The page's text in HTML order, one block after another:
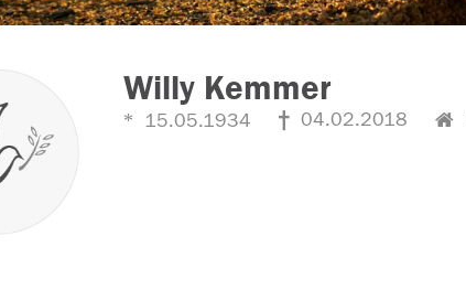
Willy Kemmer
15.05.1934 04.02.2018